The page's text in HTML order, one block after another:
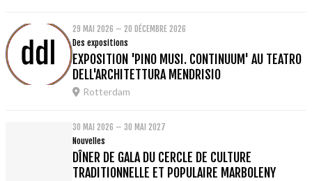
29 MAI 2026 – 20 DÉCEMBRE 2026
Des expositions
EXPOSITION 'PINO MUSI. CONTINUUM' AU TEATRO
DELL'ARCHITETTURA MENDRISIO
Rotterdam
30 MAI 2026 – 30 MAI 2027
Nouvelles
DÎNER DE GALA DU CERCLE DE CULTURE
TRADITIONNELLE ET POPULAIRE MARBOLENY